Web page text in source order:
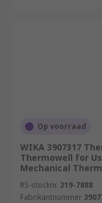
Op voorraad
WIKA 3907317
Thermowell for
Mechanical
RS-stocknr. 219-7888
Fabrikantnummer